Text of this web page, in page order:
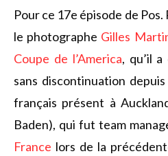
Pour ce 17e épisode de
le photographe Gilles
Coupe de l’America, qu’il
sans discontinuation
français présent à
Baden), qui fut team
France lors de la